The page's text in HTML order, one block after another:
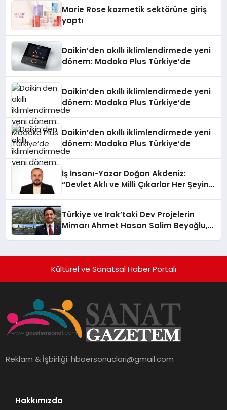
Marie Rose kozmetik sektörüne giriş
yaptı
Daikin’den akıllı iklimlendirmede yeni
dönem: Madoka Plus Türkiye’de
Daikin’den akıllı iklimlendirmede yeni
dönem: Madoka Plus Türkiye’de
Daikin’den akıllı iklimlendirmede yeni
dönem: Madoka Plus Türkiye’de
İş İnsanı-Yazar Doğan Akdeniz:
“Devlet Aklı ve Milli Çıkarlar Her Şeyin
Türkiye ve Irak’taki Dev Projelerin
Mimarı Ahmet Hasan Salim Beyoğlu,
Hayata Geçirecek
Kültürel ve Sanatsal Haber Portalı
Reklam & İşbirliği:hbaersonuclari@gmail.com
Hakkımızda